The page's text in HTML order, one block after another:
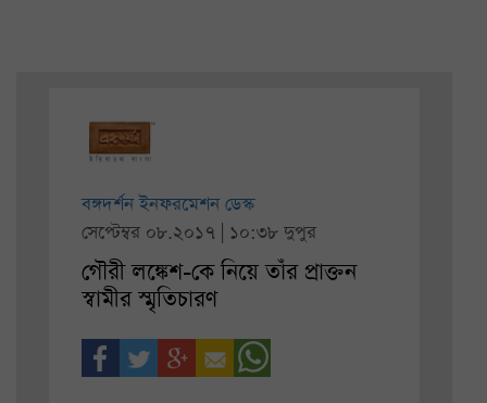
বঙ্গদর্শন ইনফরমেশন ডেস্ক
সেপ্টেম্বর ০৮.২০১৭ | ১০:৩৮ দুপুর
গৌরী লঙ্কেশ-কে নিয়ে তাঁর প্রাক্তন
স্বামীর স্মৃতিচারণ